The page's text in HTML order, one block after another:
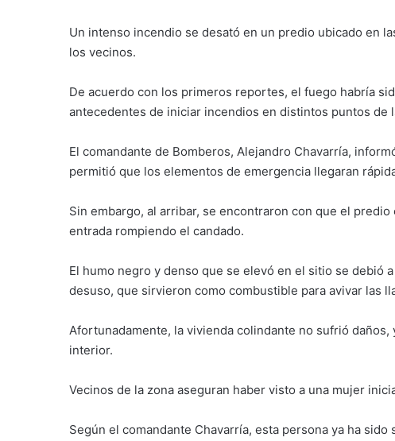
Un intenso incendio se desató en un predio ubicado en
los vecinos.
De acuerdo con los primeros reportes, el fuego habría
antecedentes de iniciar incendios en distintos puntos de
El comandante de Bomberos, Alejandro Chavarría,
permitió que los elementos de emergencia llegaran
Sin embargo, al arribar, se encontraron con que el
entrada rompiendo el candado.
El humo negro y denso que se elevó en el sitio se debió
desuso, que sirvieron como combustible para avivar las
Afortunadamente, la vivienda colindante no sufrió
interior.
Vecinos de la zona aseguran haber visto a una mujer
Según el comandante Chavarría, esta persona ya ha